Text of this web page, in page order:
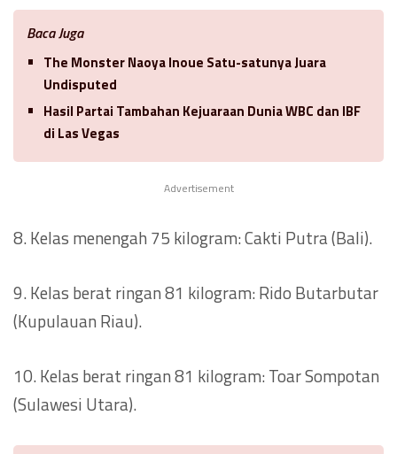
Baca Juga
The Monster Naoya Inoue Satu-satunya Juara
Undisputed
Hasil Partai Tambahan Kejuaraan Dunia WBC dan IBF
di Las Vegas
Advertisement
8. Kelas menengah 75 kilogram: Cakti Putra (Bali).
9. Kelas berat ringan 81 kilogram: Rido Butarbutar
(Kupulauan Riau).
10. Kelas berat ringan 81 kilogram: Toar Sompotan
(Sulawesi Utara).